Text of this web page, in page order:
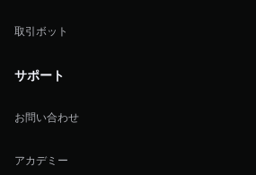
取引ボット
サポート
お問い合わせ
アカデミー